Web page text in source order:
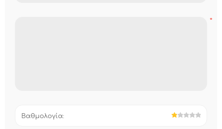
*
Βαθμολογία: